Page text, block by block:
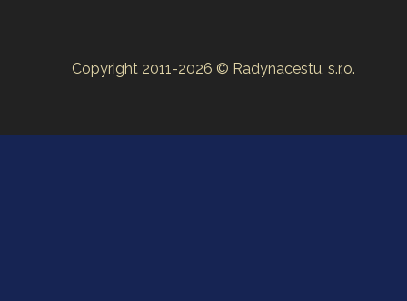
Copyright 2011-2026 © Radynacestu, s.r.o.